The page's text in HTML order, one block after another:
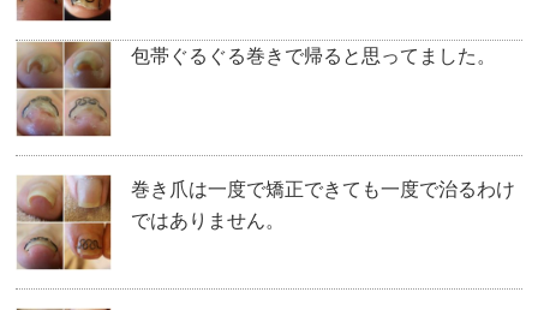
包帯ぐるぐる巻きで帰ると思ってました。
巻き爪は一度で矯正できても一度で治るわけ
ではありません。